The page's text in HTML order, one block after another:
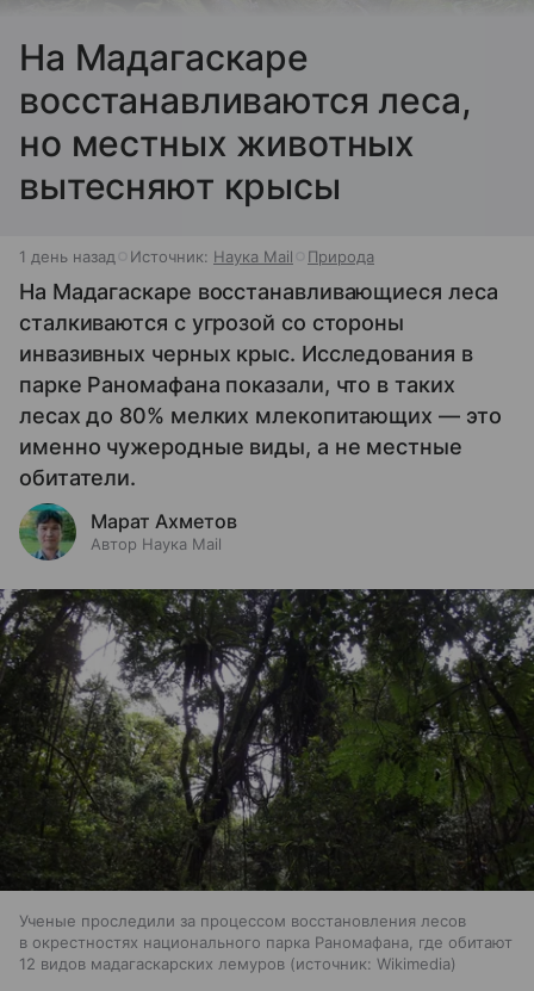
На Мадагаскаре
восстанавливаются леса,
но местных животных
вытесняют крысы
1 день назад Источник: Наука Mail Природа
На Мадагаскаре восстанавливающиеся леса
сталкиваются с угрозой со стороны
инвазивных черных крыс. Исследования в
парке Раномафана показали, что в таких
лесах до 80% мелких млекопитающих — это
именно чужеродные виды, а не местные
обитатели.
Марат Ахметов
Автор Наука Mail
Ученые проследили за процессом восстановления лесов
в окрестностях национального парка Раномафана, где обитают
12 видов мадагаскарских лемуров
источник: Wikimedia